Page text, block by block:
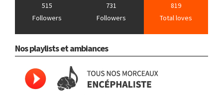
515
Followers
731
Followers
819
Total loves
Nos playlists et ambiances